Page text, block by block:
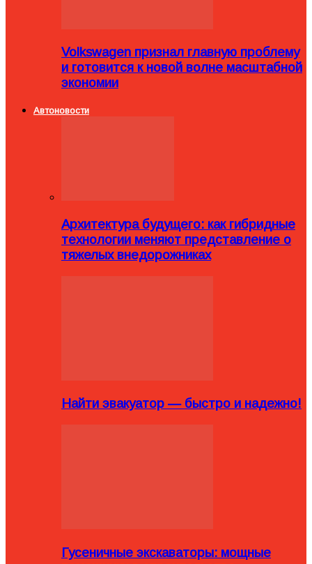
Volkswagen признал главную проблему
и готовится к новой волне масштабной
экономии
Автоновости
Архитектура будущего: как гибридные
технологии меняют представление о
тяжелых внедорожниках
Найти эвакуатор — быстро и надежно!
Гусеничные экскаваторы: мощные